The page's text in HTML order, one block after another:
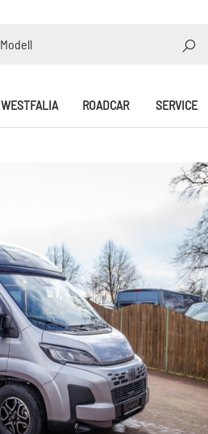
WESTFALIA ROADCAR SERVICE